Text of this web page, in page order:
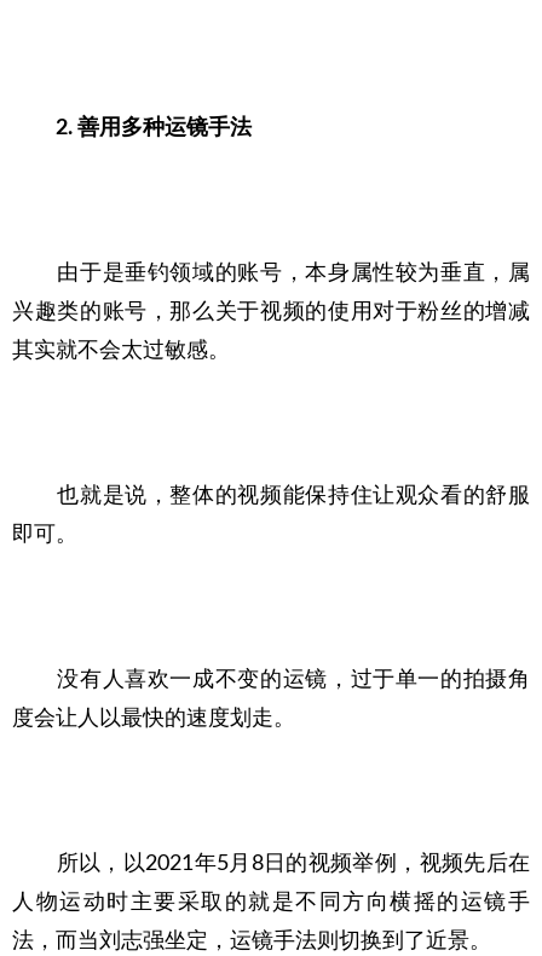
2. 善用多种运镜手法
由于是垂钓领域的账号，本身属性较为垂直，属
兴趣类的账号，那么关于视频的使用对于粉丝的增减
其实就不会太过敏感。
也就是说，整体的视频能保持住让观众看的舒服
即可。
没有人喜欢一成不变的运镜，过于单一的拍摄角
度会让人以最快的速度划走。
所以，以2021年5月8日的视频举例，视频先后在
人物运动时主要采取的就是不同方向横摇的运镜手
法，而当刘志强坐定，运镜手法则切换到了近景。